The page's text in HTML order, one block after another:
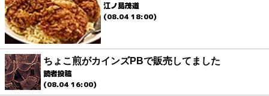
江ノ島茂道
(08.04 18:00)
ちょこ煎がカインズPBで販売してました
読者投稿
(08.04 16:00)